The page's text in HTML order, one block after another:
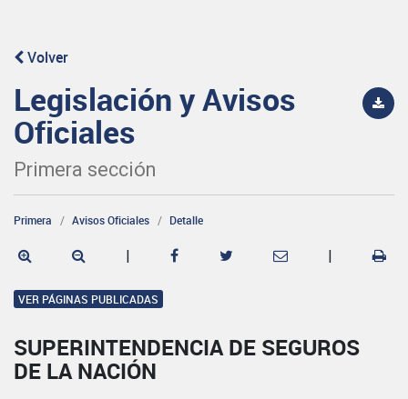
Volver
Legislación y Avisos
Oficiales
Primera sección
Primera Avisos Oficiales Detalle
| |
VER PÁGINAS PUBLICADAS
SUPERINTENDENCIA DE SEGUROS
DE LA NACIÓN